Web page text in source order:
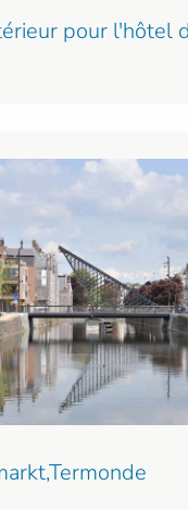
pour l'hôtel